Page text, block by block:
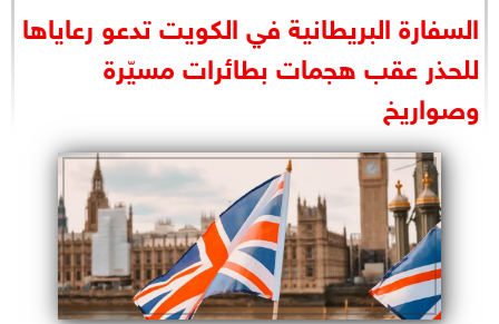
الرئاسة
البرلمان
الوزارات
السفارة البريطانية في الكويت تدعو رعاياها
للحذر عقب هجمات بطائرات مسيّرة
وصواريخ